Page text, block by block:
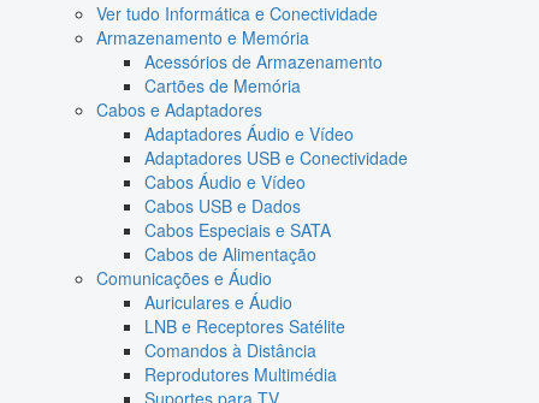
Ver tudo Informática e Conectividade
Armazenamento e Memória
Acessórios de Armazenamento
Cartões de Memória
Cabos e Adaptadores
Adaptadores Áudio e Vídeo
Adaptadores USB e Conectividade
Cabos Áudio e Vídeo
Cabos USB e Dados
Cabos Especiais e SATA
Cabos de Alimentação
Comunicações e Áudio
Auriculares e Áudio
LNB e Receptores Satélite
Comandos à Distância
Reprodutores Multimédia